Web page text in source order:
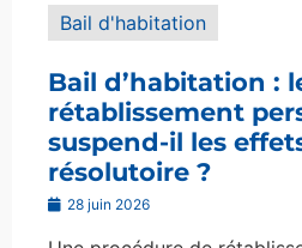
Bail d'habitation
Bail d’habitation :
rétablissement
suspend-il les
résolutoire ?
28 juin 2026